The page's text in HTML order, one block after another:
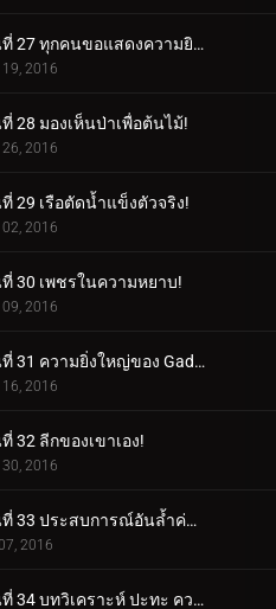
ตอนที่ 27 ทุกคนขอแสดงความยินดีกับสมรภูมิน้ำแข็ง!
19, 2016
28 มองเห็นป่าเพื่อต้นไม้!
26, 2016
29 เรือตัดน้ำแข็งตัวจริง!
2016
30 เพชรในความหยาบ!
2016
ตอนที่ 31 ความยิ่งใหญ่ของ Gadget มากมาย!
2016
32 ลีกของเขาเอง!
2016
ตอนที่ 33 ประสบการณ์อันล้ำค่าสำหรับทุกคน!
2016
ตอนที่ 34 บทวิเคราะห์ ปะทะ ความหลงใหล!